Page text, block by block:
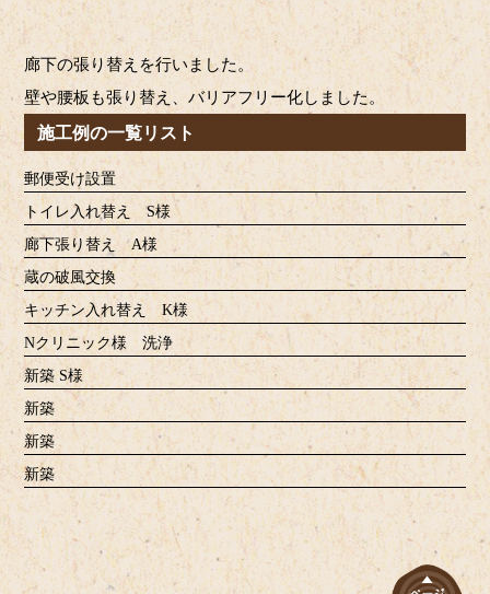
廊下の張り替えを行いました。
壁や腰板も張り替え、バリアフリー化しました。
施工例の一覧リスト
郵便受け設置
トイレ入れ替え S様
廊下張り替え A様
蔵の破風交換
キッチン入れ替え K様
Nクリニック様 洗浄
新築 S様
新築
新築
新築